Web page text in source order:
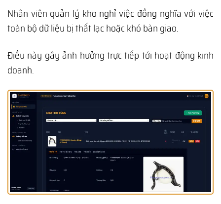
Nhân viên quản lý kho nghỉ việc đồng nghĩa với việc
toàn bộ dữ liệu bị thất lạc hoặc khó bàn giao.
Điều này gây ảnh hưởng trực tiếp tới hoạt động kinh
doanh.